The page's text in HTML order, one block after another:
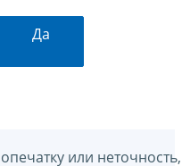
Да
или неточность,